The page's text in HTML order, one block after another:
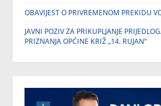
OBAVIJEST O PRIVREMENOM PREKIDU
JAVNI POZIV ZA PRIKUPLJANJE
PRIZNANJA OPĆINE KRIŽ „14. RUJAN“